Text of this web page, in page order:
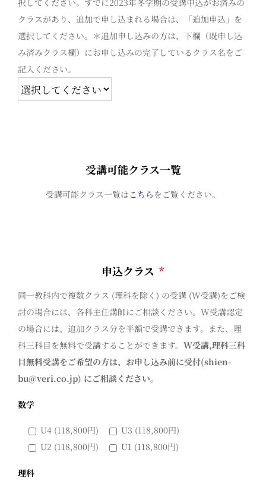
択してください。すでに2023年冬学期の受講申込がお済みの
クラスがあり、追加で申し込まれる場合は、「追加申込」を
選択してください。＊追加申し込みの方は、下欄（既申し込
み済みクラス欄）にお申し込みの完了しているクラス名をご
記入ください。
受講可能クラス一覧
受講可能クラス一覧は こちら をご覧ください。
申込クラス *
同一教科内で複数クラス (理科を除く) の受講 (W受講)をご検
討の場合には、各科主任講師にご相談ください。W受講認定
の場合には、追加クラス分を半額で受講できます。また、理
科三科目を無料で受講することができます。 W受講,理科三科
目無料受講をご希望の方は、お申し込み前に受付(shien-
bu@veri.co.jp) にご相談ください。
数学
U4 (118,800円)
U3 (118,800円)
U2 (118,800円)
U1 (118,800円)
理科